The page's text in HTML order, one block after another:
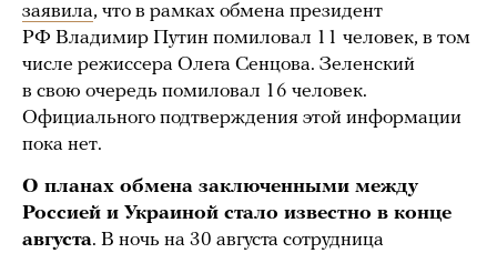
заявила, что в рамках обмена президент
РФ Владимир Путин помиловал 11 человек, в том
числе режиссера Олега Сенцова. Зеленский
в свою очередь помиловал 16 человек.
Официального подтверждения этой информации
пока нет.
О планах обмена заключенными между
Россией и Украиной стало известно в конце
августа. В ночь на 30 августа сотрудница